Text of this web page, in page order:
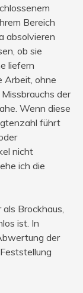
Bereich
absolvieren
ob sie
liefern
Arbeit, ohne
der
Wenn diese
führt
nicht
ich die
Brockhaus,
ist. In
der